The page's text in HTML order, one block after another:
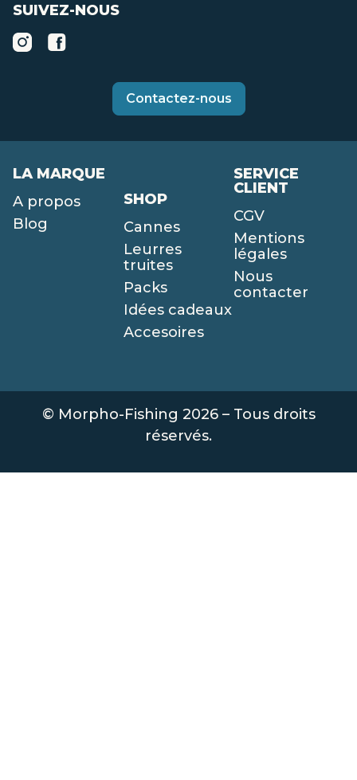
SUIVEZ-NOUS
Contactez-nous
LA MARQUE
A propos
Blog
SHOP
Cannes
Leurres
truites
Packs
Idées cadeaux
Accesoires
SERVICE
CLIENT
CGV
Mentions
légales
Nous
contacter
© Morpho-Fishing 2026 – Tous droits
réservés.